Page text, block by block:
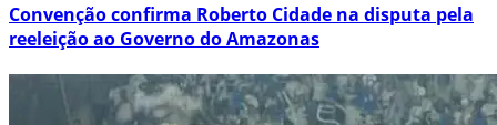
Convenção confirma Roberto Cidade na disputa pela
reeleição ao Governo do Amazonas